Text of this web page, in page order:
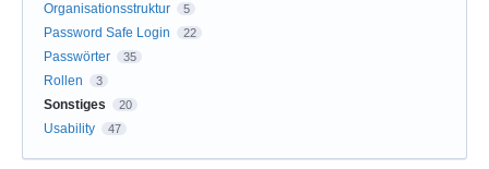
Organisationsstruktur 5
Password Safe Login 22
Passwörter 35
Rollen 3
Sonstiges 20
Usability 47